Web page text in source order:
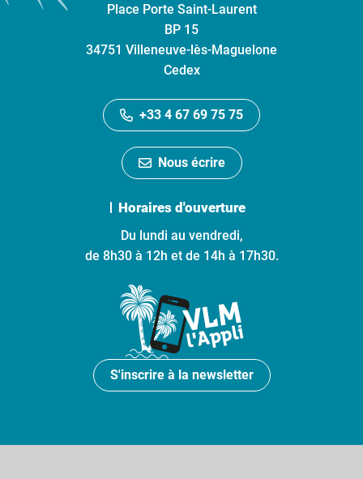
Place Porte Saint-Laurent
BP 15
34751 Villeneuve-lès-Maguelone
Cedex
+33 4 67 69 75 75
Nous écrire
Horaires d'ouverture
Du lundi au vendredi,
de 8h30 à 12h et de 14h à 17h30.
S'inscrire à la newsletter